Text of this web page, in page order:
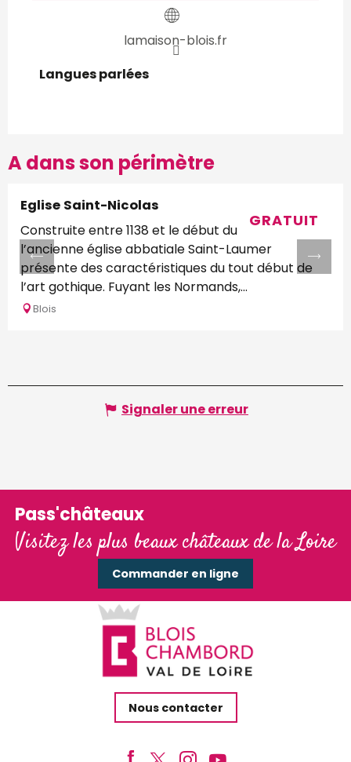
lamaison-blois.fr
Langues parlées
Langues parlées
A dans son périmètre
GRATUIT
Eglise Saint-Nicolas
Construite entre 1138 et le début du XIIIe siècle,
l’ancienne église abbatiale Saint-Laumer
présente des caractéristiques du tout début de
l’art gothique. Fuyant les Normands,...
Blois
Signaler une erreur
Pass'châteaux
Visitez les plus beaux châteaux de la Loire
Commander en ligne
Nous contacter